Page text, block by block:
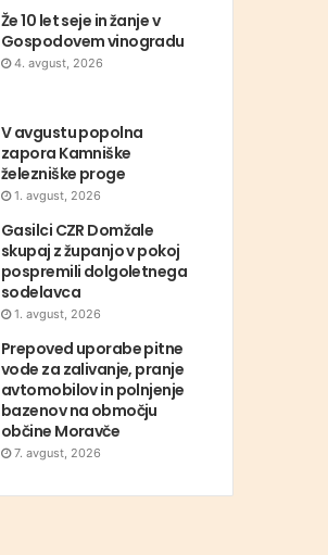
Že 10 let seje in žanje v
Gospodovem vinogradu
4. avgust, 2026
V avgustu popolna
zapora Kamniške
železniške proge
1. avgust, 2026
Gasilci CZR Domžale
skupaj z županjo v pokoj
pospremili dolgoletnega
sodelavca
1. avgust, 2026
Prepoved uporabe pitne
vode za zalivanje, pranje
avtomobilov in polnjenje
bazenov na območju
občine Moravče
7. avgust, 2026